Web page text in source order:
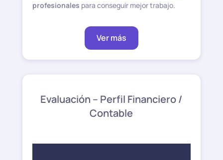
profesionales para conseguir mejor trabajo.
Ver más
Evaluación – Perfil Financiero /
Contable